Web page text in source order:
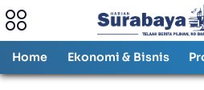
Home Ekonomi & Bisnis